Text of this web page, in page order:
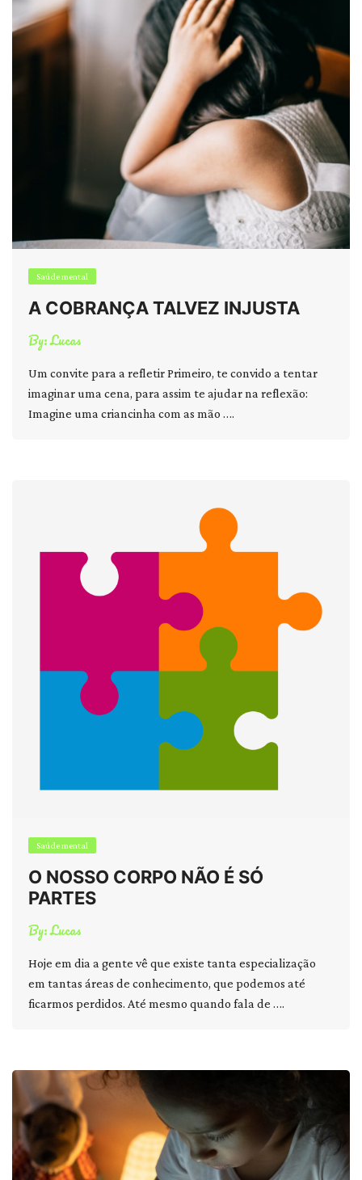
Saúde mental
A COBRANÇA TALVEZ INJUSTA
By:Lucas
Um convite para a refletir Primeiro, te convido a tentar
imaginar uma cena, para assim te ajudar na reflexão:
Imagine uma criancinha com as mão ….
Saúde mental
O NOSSO CORPO NÃO É SÓ
PARTES
By:Lucas
Hoje em dia a gente vê que existe tanta especialização
em tantas áreas de conhecimento, que podemos até
ficarmos perdidos. Até mesmo quando fala de ….